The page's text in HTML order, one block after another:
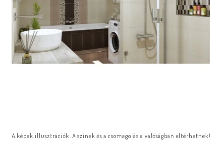
A képek illusztrációk. A színek és a csomagolás a valóságban eltérhetnek!